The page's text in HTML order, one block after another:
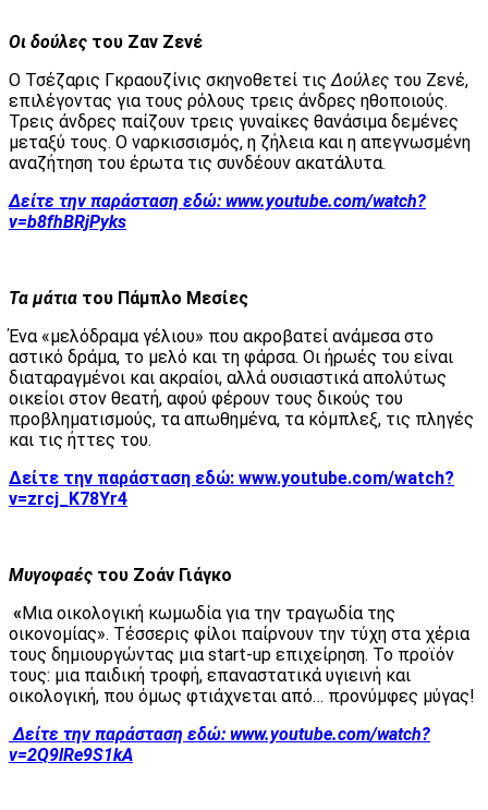
Οι δούλες του Ζαν Ζενέ
Ο Τσέζαρις Γκραουζίνις σκηνοθετεί τιςΔούλες του Ζενέ,
επιλέγοντας για τους ρόλους τρεις άνδρες ηθοποιούς.
Τρεις άνδρες παίζουν τρεις γυναίκες θανάσιμα δεμένες
μεταξύ τους. Ο ναρκισσισμός, η ζήλεια και η απεγνωσμένη
αναζήτηση του έρωτα τις συνδέουν ακατάλυτα.
Δείτε την παράσταση εδώ: www.youtube.com/watch?
v=b8fhBRjPyks
Τα μάτια του Πάμπλο Μεσίες
Ένα «μελόδραμα γέλιου» που ακροβατεί ανάμεσα στο
αστικό δράμα, το μελό και τη φάρσα. Οι ήρωές του είναι
διαταραγμένοι και ακραίοι, αλλά ουσιαστικά απολύτως
οικείοι στον θεατή, αφού φέρουν τους δικούς του
προβληματισμούς, τα απωθημένα, τα κόμπλεξ, τις πληγές
και τις ήττες του.
Δείτε την παράσταση εδώ: www.youtube.com/watch?
v=zrcj_K78Yr4
Μυγοφαές του Ζοάν Γιάγκο
«Μια οικολογική κωμωδία για την τραγωδία της
οικονομίας». Τέσσερις φίλοι παίρνουν την τύχη στα χέρια
τους δημιουργώντας μια start-up επιχείρηση. Το προϊόν
τους: μια παιδική τροφή, επαναστατικά υγιεινή και
οικολογική, που όμως φτιάχνεται από… προνύμφες μύγας!
Δείτε την παράσταση εδώ: www.youtube.com/watch?
v=2Q9lRe9S1kA